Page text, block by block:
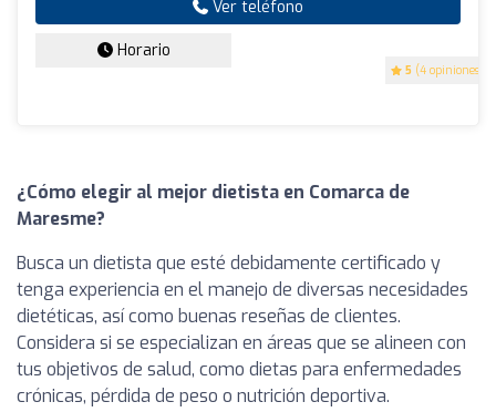
5 (4 opiniones)
Ver teléfono
Horario
¿Cómo elegir al mejor dietista en Comarca de
Maresme?
Busca un dietista que esté debidamente certificado y
tenga experiencia en el manejo de diversas necesidades
dietéticas, así como buenas reseñas de clientes.
Considera si se especializan en áreas que se alineen con
tus objetivos de salud, como dietas para enfermedades
crónicas, pérdida de peso o nutrición deportiva.